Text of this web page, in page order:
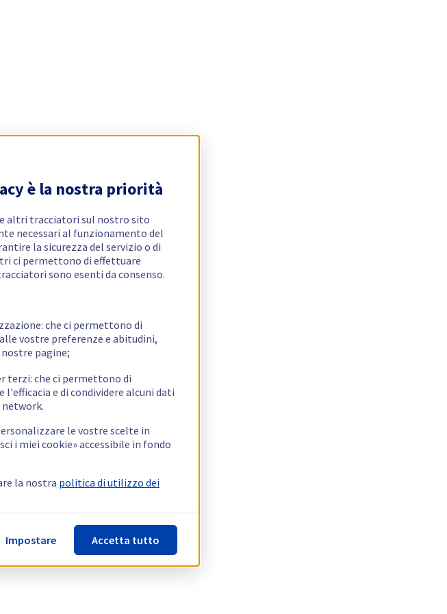
è la nostra priorità
altri tracciatori sul nostro sito
necessari al funzionamento del
la sicurezza del servizio o di
ci permettono di effettuare
sono esenti da consenso.
che ci permettono di
vostre preferenze e abitudini,
pagine;
terzi: che ci permettono di
e di condividere alcuni dati
le vostre scelte in
i miei cookie» accessibile in fondo
la nostra politica di utilizzo dei
Impostare Accetta tutto